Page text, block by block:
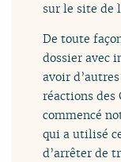
sur le site de
De toute
dossier avec
avoir
réactions des
commencé
qui a utilisé
d’arrêter de